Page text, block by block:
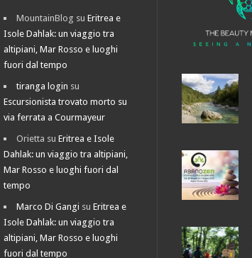
MountainBlog suEritrea e
Isole Dahlak: un viaggio tra
altipiani, Mar Rosso e luoghi
fuori dal tempo
tiranga login su
Escursionista trovato morto su
via ferrata a Courmayeur
Orietta suEritrea e Isole
Dahlak: un viaggio tra altipiani,
Mar Rosso e luoghi fuori dal
tempo
Marco Di Gangi suEritrea e
Isole Dahlak: un viaggio tra
altipiani, Mar Rosso e luoghi
fuori dal tempo